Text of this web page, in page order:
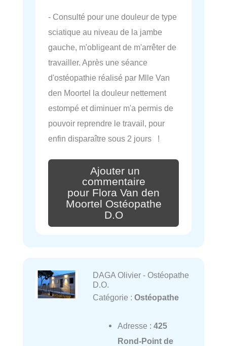
- Consulté pour une douleur de type
sciatique au niveau de la jambe
gauche, m'obligeant de m'arrêter de
travailler. Après une séance
d'ostéopathie réalisé par Mlle Van
den Moortel la douleur nettement
estompé et diminuer m'a permis de
pouvoir reprendre le travail, pour
enfin disparaître sous 2 jours !
Ajouter un
commentaire
pour Flora Van den
Moortel Ostéopathe
D.O
DAGA Olivier - Ostéopathe
D.O.
Catégorie : Ostéopathe
Adresse : 425
Rond-Point de